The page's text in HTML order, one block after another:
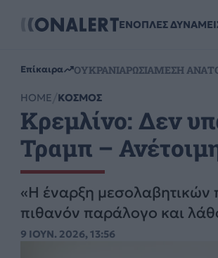
ΕΝΟΠΛΕΣ
Επίκαιρα ΟΥΚΡΑΝΙΑΡΩΣΙΑΜΕΣΗ
HOME ΚΟΣΜΟΣ
Κρεμλίνο: Δεν
Τραμπ –
«Η έναρξη μεσολαβητικών
πιθανόν παράλογο και
9 ΙΟΥΝ. 2026, 13:56